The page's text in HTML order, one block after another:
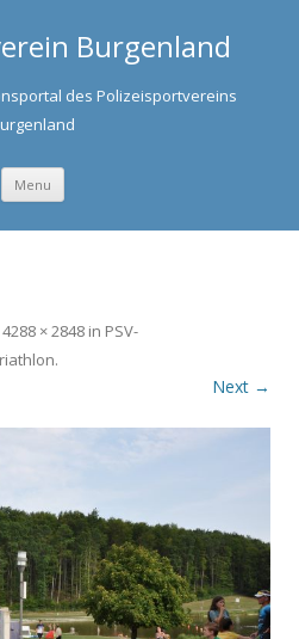
Burgenland
des Polizeisportvereins
Menu Skip to content
4288 × 2848 in PSV-
.
Next →